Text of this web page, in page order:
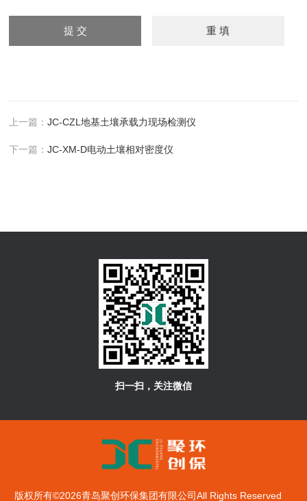
上一篇：JC-CZL地基土壤承载力现场检测仪
下一篇：JC-XM-D电动土壤相对密度仪
扫一扫，关注微信
版权所有©2026青岛聚创环保集团有限公司All Rights Reserved